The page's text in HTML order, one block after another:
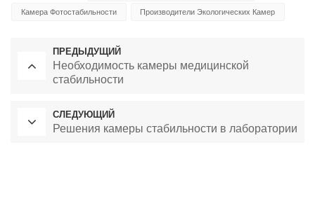
Камера Фотостабильности Производители Экологических Камер
ПРЕДЫДУЩИЙ
Необходимость камеры медицинской
стабильности
СЛЕДУЮЩИЙ
Решения камеры стабильности в лаборатории